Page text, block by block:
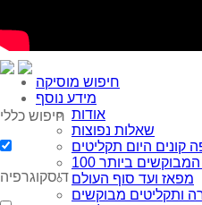
חיפוש מוסיקה
מידע נוסף
אודות
שאלות נפוצות
קונים היום תקליטים
המבוקשים ביותר
מפאז ועד סוף העולם
ותקליטים מבוקשים
חיפוש כללי
דיסקוגרפיה